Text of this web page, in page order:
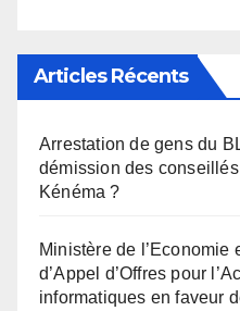
Articles Récents
Arrestation de gens du
démission des
Kénéma ?
Ministère de l’Economie
d’Appel d’Offres pour
informatiques en faveur